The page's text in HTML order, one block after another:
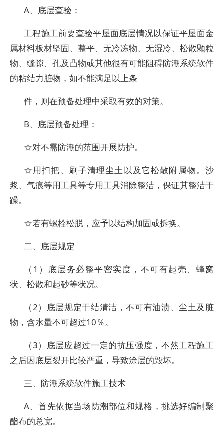
A、底层查验：
工程施工前要查验平屋面底层情况以保证平屋面金
属材料板材坚固、整平、无冷冻物、无湿冷、松散颗粒
物、缝隙、孔及凸物或其他很有可能阻碍防潮系统软件
的粘结力脏物，如不能满足以上条
件，则在预备处理中采取有效的对策。
B、底层预备处理：
☆对不需防潮的范围开展防护。
☆用扫把、刷子清理尘土以及它松散附属物。沙
浆、气痕等用工具等专用工具消除整洁，保证其整洁干
躁。
☆若有螺栓松脱，应予以结构加固或拆换。
二、底层规定
（1）底层务必整平密实度，不可有起壳、蜂窝
状、松散和起砂等状况。
（2）底层规定干结清洁，不可有油渍、尘土及脏
物，含水量不可超过10％。
（3）底层应超过一定的抗压强度，不然工程施工
之后因底层裂开比较严重，导致涂层的毁坏。
三、防潮系统软件施工技术
A、首先依据当场防潮部位和规格，挑选好编制聚
酯布的总宽。